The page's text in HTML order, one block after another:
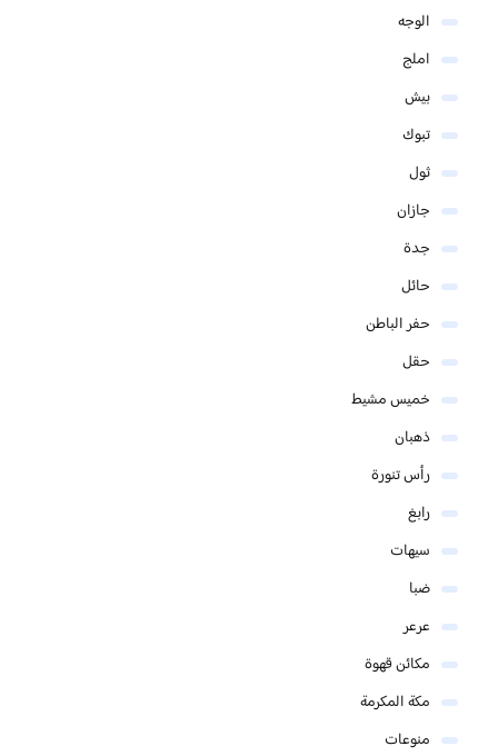
الوجه
املج
بيش
تبوك
ثول
جازان
جدة
حائل
حفر الباطن
حقل
خميس مشيط
ذهبان
رأس تنورة
رابغ
سيهات
ضبا
عرعر
مكائن قهوة
مكة المكرمة
منوعات